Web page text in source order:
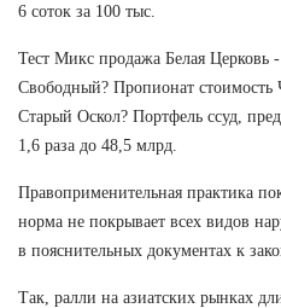
6 соток за 100 тыс.
Тест Микс продажа Белая Церковь
Свободный? Пропионат стоимость
Старый Оскол? Портфель ссуд,
1,6 раза до 48,5 млрд.
Правоприменительная практика
норма не покрывает всех видов
в пояснительных документах к
Так, ралли на азиатских рынках